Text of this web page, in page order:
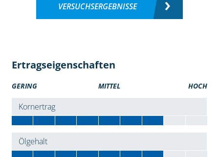
VERSUCHSERGEBNISSE
Ertragseigenschaften
GERING MITTEL HOCH
Kornertrag
Ölgehalt